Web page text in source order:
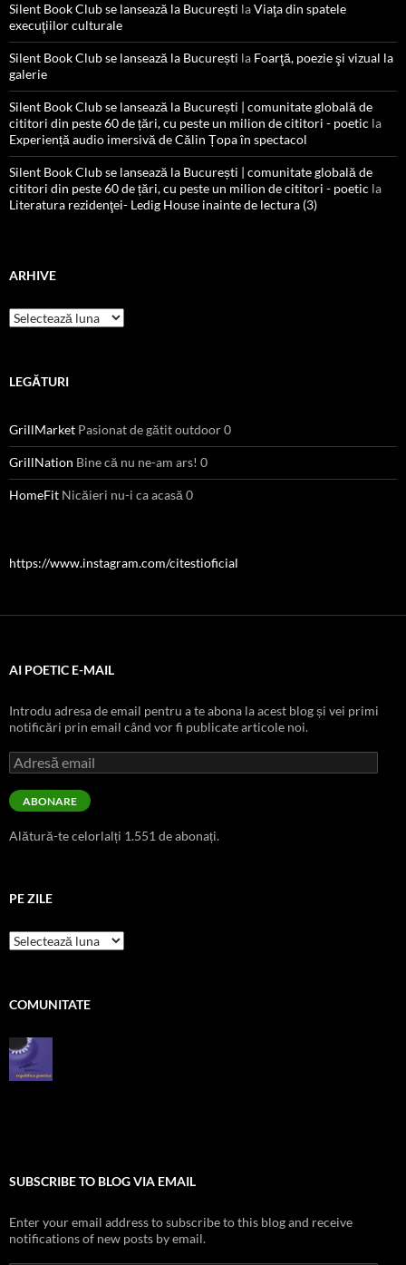
Silent Book Club se lansează la București laViaţa din spatele
execuţiilor culturale
Silent Book Club se lansează la București la Foarţă, poezie şi vizual la
galerie
Silent Book Club se lansează la București | comunitate globală de
cititori din peste 60 de țări, cu peste un milion de cititori - poetic la
Experiență audio imersivă de Călin Țopa în spectacol
Silent Book Club se lansează la București | comunitate globală de
cititori din peste 60 de țări, cu peste un milion de cititori - poetic la
Literatura rezidenţei- Ledig House inainte de lectura (3)
ARHIVE
Arhive
LEGĂTURI
GrillMarket Pasionat de gătit outdoor 0
GrillNation Bine că nu ne-am ars! 0
HomeFit Nicăieri nu-i ca acasă 0
https://www.instagram.com/citestioficial
AI POETIC E-MAIL
Introdu adresa de email pentru a te abona la acest blog și vei primi
notificări prin email când vor fi publicate articole noi.
Adresă
email
ABONARE
Alătură-te celorlalți 1.551 de abonați.
PE ZILE
pe
zile
COMUNITATE
SUBSCRIBE TO BLOG VIA EMAIL
Enter your email address to subscribe to this blog and receive
notifications of new posts by email.